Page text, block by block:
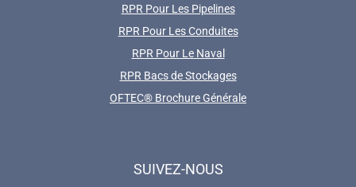
RPR Pour Les Pipelines
RPR Pour Les Conduites
RPR Pour Le Naval
RPR Bacs de Stockages
OFTEC® Brochure Générale
SUIVEZ-NOUS